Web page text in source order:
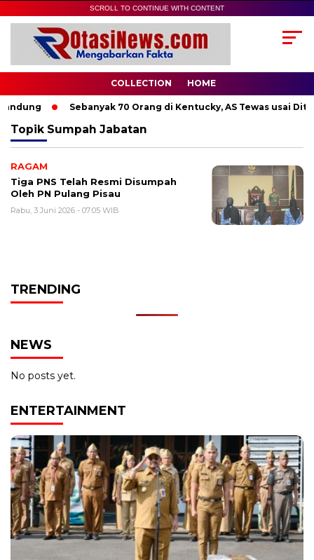
SCROLL TO CONTINUE WITH CONTENT
COLLECTION HOME
Sebanyak 70 Orang di Kentucky, AS Tewas usai
Topik Sumpah Jabatan
RAGAM
Tiga PNS Telah Resmi Disumpah
Oleh PN Pulang Pisau
Rabu, 3 Juni 2026 - 07:05 WIB
TRENDING
NEWS
No posts yet.
ENTERTAINMENT